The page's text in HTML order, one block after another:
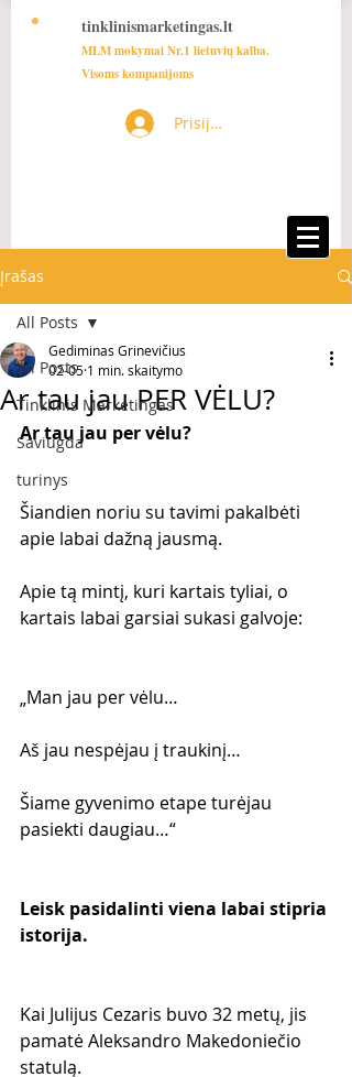
tinklinismarketingas.lt
MLM mokymai Nr.1 lietuvių kalba.
Visoms kompanijoms
Prisijungti
Įrašas
All Posts
Tinklinis Marketingas
Saviugda
turinys
All Posts
Ar tau jau PER VĖLU?
Gediminas Grinevičius
02-05 1 min. skaitymo
Ar tau jau per vėlu?
Šiandien noriu su tavimi pakalbėti
apie labai dažną jausmą.
Apie tą mintį, kuri kartais tyliai, o
kartais labai garsiai sukasi galvoje:
„Man jau per vėlu…
Aš jau nespėjau į traukinį…
Šiame gyvenimo etape turėjau
pasiekti daugiau…“
Leisk pasidalinti viena labai stipria
istorija.
Kai Julijus Cezaris buvo 32 metų, jis
pamatė Aleksandro Makedoniečio
statulą.